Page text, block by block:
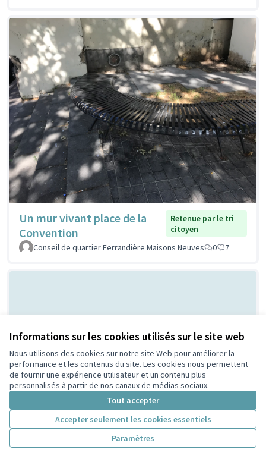
Informations sur les cookies utilisés sur le site web
Nous utilisons des cookies sur notre site Web pour améliorer la
performance et les contenus du site. Les cookies nous permettent
de fournir une expérience utilisateur et un contenu plus
personnalisés à partir de nos canaux de médias sociaux.
Tout accepter
Accepter seulement les cookies essentiels
Paramètres
Un mur vivant place de la
Convention
Retenue par le tri
citoyen
Conseil de quartier Ferrandière Maisons Neuves
0 7
Bal Populaire place Lazare
Goujon
Non retenue par le tri
citoyen